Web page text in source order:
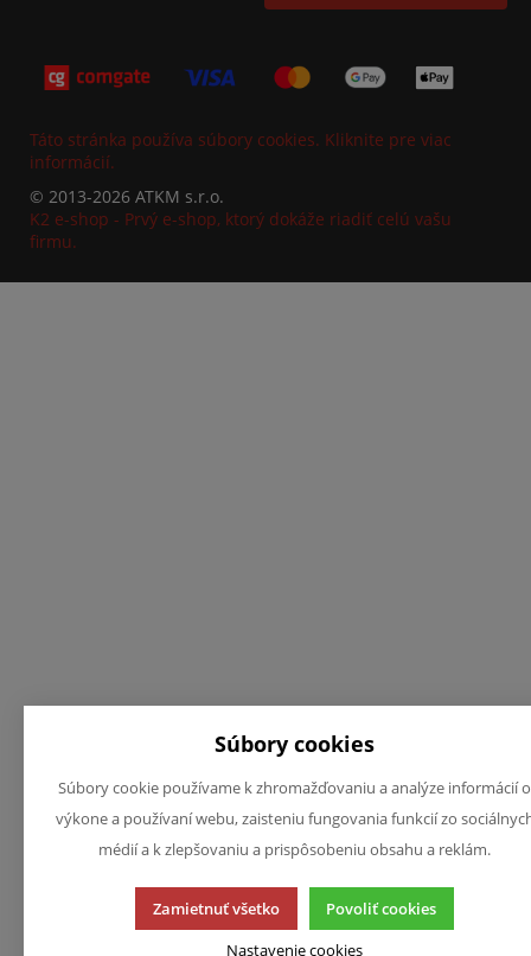
Táto stránka používa súbory cookies. Kliknite pre viac
informácií.
© 2013-2026 ATKM s.r.o.
K2 e-shop - Prvý e-shop, ktorý dokáže riadiť celú vašu
firmu.
Súbory cookies
Súbory cookie používame k zhromažďovaniu a analýze informácií o
výkone a používaní webu, zaisteniu fungovania funkcií zo
médií a k zlepšovaniu a prispôsobeniu obsahu a reklám.
Zamietnuť všetko Povoliť cookies
Nastavenie cookies